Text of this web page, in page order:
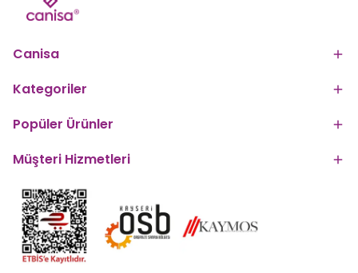
Canisa
Kategoriler
Popüler Ürünler
Müşteri Hizmetleri